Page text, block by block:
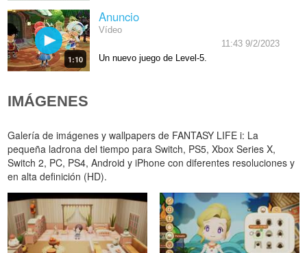
1:10
Anuncio
Vídeo
11:43 9/2/2023
Un nuevo juego de Level-5.
IMÁGENES
Galería de imágenes y wallpapers de FANTASY LIFE i: La
pequeña ladrona del tiempo para Switch, PS5, Xbox Series X,
Switch 2, PC, PS4, Android y iPhone con diferentes resoluciones y
en alta definición (HD).